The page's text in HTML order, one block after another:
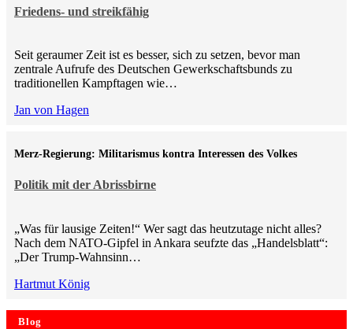
Friedens- und streikfähig
Seit geraumer Zeit ist es besser, sich zu setzen, bevor man
zentrale Aufrufe des Deutschen Gewerkschaftsbunds zu
traditionellen Kampftagen wie…
Jan von Hagen
Politik mit der Abrissbirne
Merz-Regierung: Militarismus kontra Inte­ressen des Volkes
„Was für lausige Zeiten!“ Wer sagt das heutzutage nicht alles?
Nach dem NATO-Gipfel in Ankara seufzte das „Handelsblatt“:
„Der Trump-Wahnsinn…
Hartmut König
Blog